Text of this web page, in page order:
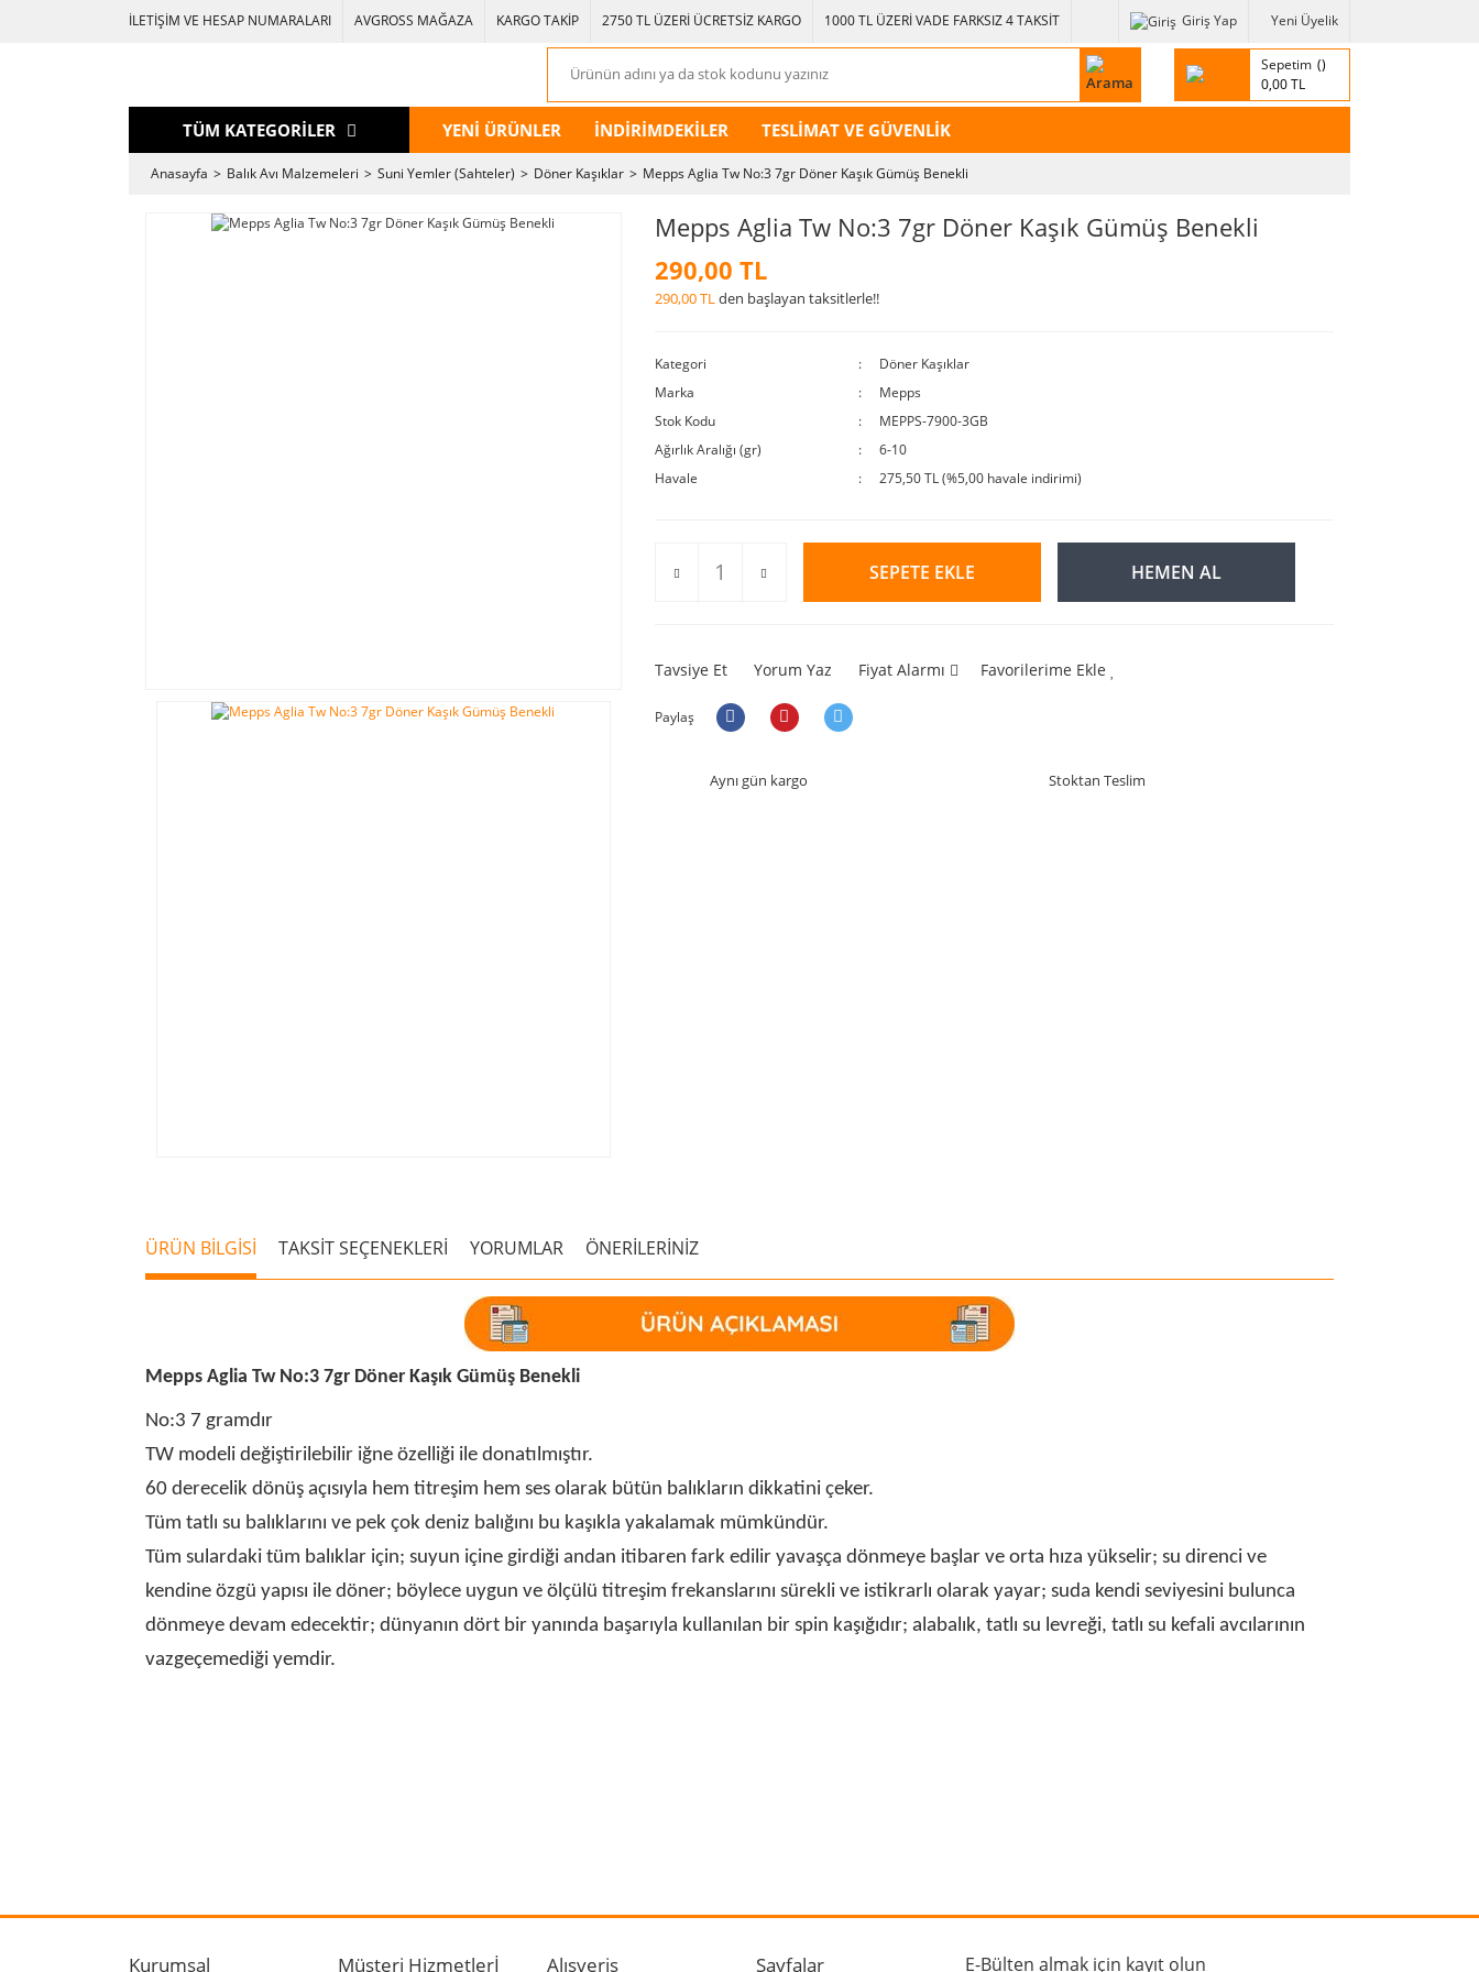
İLETİŞİM VE HESAP NUMARALARI AVGROSS MAĞAZA KARGO TAKİP 2750 TL ÜZERİ ÜCRETSİZ KARGO 1000 TL ÜZERİ VADE FARKSIZ 4 TAKSİT Giriş Yap Yeni Üyelik
Sepetim
0,00 TL
TÜM KATEGORİLER YENİ ÜRÜNLER İNDİRİMDEKİLER TESLİMAT VE GÜVENLİK
Anasayfa Balık Avı Malzemeleri Suni Yemler (Sahteler) Döner Kaşıklar Mepps Aglia Tw No:3 7gr Döner Kaşık Gümüş Benekli
Mepps Aglia Tw No:3 7gr Döner Kaşık Gümüş Benekli
290,00 TL
290,00 TLden başlayan taksitlerle!!
Kategori
Döner Kaşıklar
Marka
Mepps
Stok Kodu
MEPPS-7900-3GB
Ağırlık Aralığı (gr)
6-10
Havale
275,50 TL (%5,00 havale indirimi)
SEPETE EKLE HEMEN AL
Tavsiye Et Yorum Yaz Fiyat Alarmı Favorilerime Ekle
Paylaş
Aynı gün kargo Stoktan Teslim
ÜRÜN BİLGİSİ TAKSİT SEÇENEKLERİ YORUMLAR ÖNERİLERİNİZ
Mepps Aglia Tw No:3 7gr Döner Kaşık Gümüş Benekli
No:3 7 gramdır
TW modeli değiştirilebilir iğne özelliği ile donatılmıştır.
60 derecelik dönüş açısıyla hem titreşim hem ses olarak bütün balıkların dikkatini çeker.
Tüm tatlı su balıklarını ve pek çok deniz balığını bu kaşıkla yakalamak mümkündür.
Tüm sulardaki tüm balıklar için; suyun içine girdiği andan itibaren fark edilir yavaşça dönmeye başlar ve orta hıza yükselir; su direnci ve
kendine özgü yapısı ile döner; böylece uygun ve ölçülü titreşim frekanslarını sürekli ve istikrarlı olarak yayar; suda kendi seviyesini bulunca
dönmeye devam edecektir; dünyanın dört bir yanında başarıyla kullanılan bir spin kaşığıdır; alabalık, tatlı su levreği, tatlı su kefali avcılarının
vazgeçemediği yemdir.
Ürün resmi kalitesiz, bozuk veya görüntülenemiyor.
Kurumsal Müşteri Hizmetlerİ Alışveriş Sayfalar E-Bülten almak için kayıt olun